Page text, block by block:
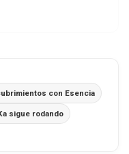
con Esencia
sigue rodando